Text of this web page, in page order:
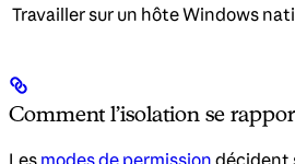
Travailler sur un hôte Windows
Comment l’isolation se